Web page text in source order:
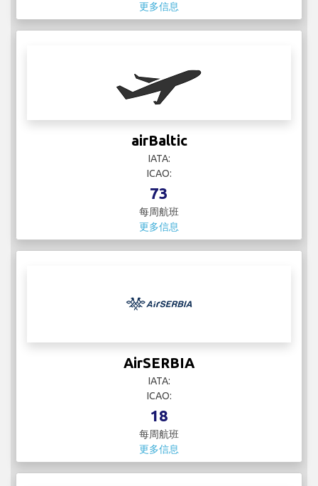
更多信息
airBaltic
IATA:
ICAO:
73
每周航班
更多信息
AirSERBIA
IATA:
ICAO:
18
每周航班
更多信息